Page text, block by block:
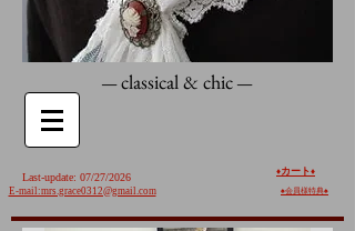
—classical & chic—
Last-update: 07/27/2026
E-mail:mrs.grace0312@gmail.com
♦️カート ♦️
♠︎会員様特典♠︎